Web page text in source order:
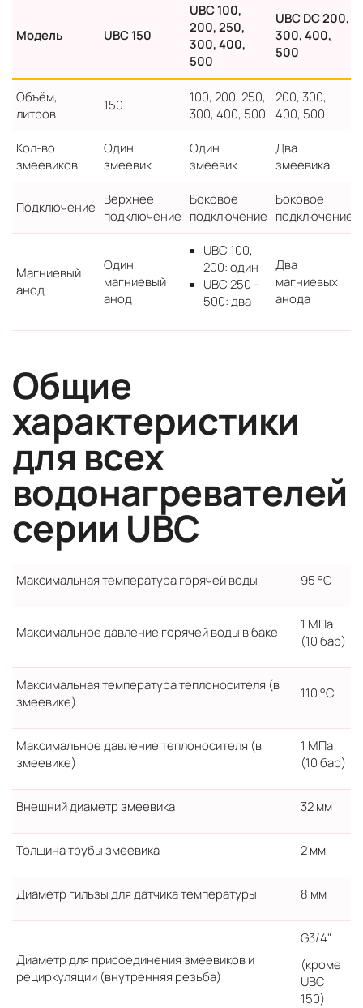
Модель UBC 150
UBC 100,
200, 250,
300, 400,
500
UBC DC 200,
300, 400,
500
Объём,
литров
150
100, 200, 250,
300, 400, 500
200, 300,
400, 500
Кол-во
змеевиков
Один
змеевик
Один
змеевик
Два
змеевика
Подключение Верхнее
подключение
Боковое
подключение
Боковое
подключение
Магниевый
анод
Один
магниевый
анод
UBC 100,
200: один
UBC 250 -
500: два
Два
магниевых
анода
Общие
характеристики
для всех
водонагревателей
серии UBC
Максимальная температура горячей воды 95 °C
Максимальное давление горячей воды в баке
1 МПа
(10 бар)
Максимальная температура теплоносителя (в
змеевике)
110 °C
Максимальное давление теплоносителя (в
змеевике)
1 МПа
(10 бар)
Внешний диаметр змеевика 32 мм
Толщина трубы змеевика 2 мм
Диаметр гильзы для датчика температуры 8 мм
Диаметр для присоединения змеевиков и
рециркуляции (внутренняя резьба)
G3/4"
(кроме
UBC
150)